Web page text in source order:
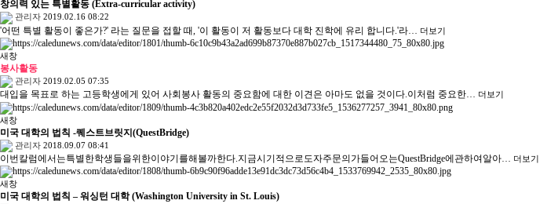
창의력 있는 특별활동 (Extra-curricular activity)
관리자 2019.02.16 08:22
'어떤 특별 활동이 좋은가?' 라는 질문을 접할 때, '이 활동이 저 활동보다 대학 진학에 유리 합니다.'라… 더보기
새창
봉사활동
관리자 2019.02.05 07:35
대입을 목표로 하는 고등학생에게 있어 사회봉사 활동의 중요함에 대한 이견은 아마도 없을 것이다.이처럼 중요한… 더보기
새창
미국 대학의 법칙 -퀘스트브릿지(QuestBridge)
관리자 2018.09.07 08:41
이번칼럼에서는특별한학생들을위한이야기를해볼까한다.지금시기적으로도자주문의가들어오는QuestBridge에관하여알아… 더보기
새창
미국 대학의 법칙 – 워싱턴 대학 (Washington University in St. Louis)